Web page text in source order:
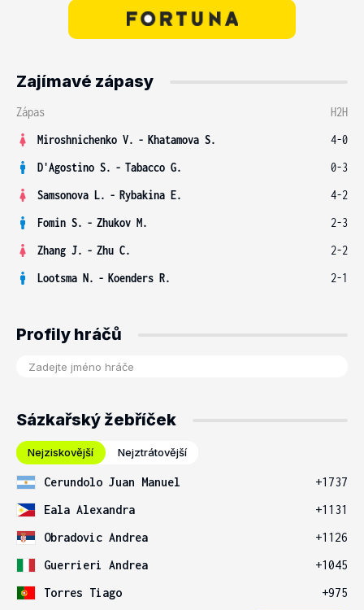
Zajímavé zápasy
Zápas
H2H
Miroshnichenko V. - Khatamova S.
4-0
D'Agostino S. - Tabacco G.
0-3
Samsonova L. - Rybakina E.
4-2
Fomin S. - Zhukov M.
2-3
Zhang J. - Zhu C.
2-2
Lootsma N. - Koenders R. 2-1
Profily hráčů
Sázkařský žebříček
Nejziskovější Nejztrátovější
Cerundolo Juan Manuel
+1737
Eala Alexandra
+1131
Obradovic Andrea
+1126
Guerrieri Andrea
+1045
Torres Tiago
+975